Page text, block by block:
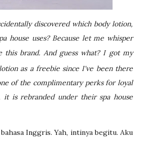
discovered which body lotion,
house uses? Because let me whisper
this brand. And guess what? I got my
as a freebie since I've been there
of the complimentary perks for loyal
it is rebranded under their spa house
Inggris. Yah, intinya begitu. Aku